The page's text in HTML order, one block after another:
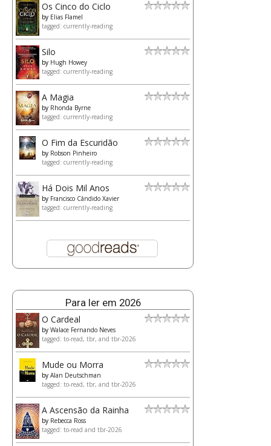
Os Cinco do Ciclo
by Elias Flamel
tagged: currently-reading
Silo
by Hugh Howey
tagged: currently-reading
A Magia
by Rhonda Byrne
tagged: currently-reading
O Fim da Escuridão
by Robson Pinheiro
tagged: currently-reading
Há Dois Mil Anos
by Francisco Cândido Xavier
tagged: currently-reading
Para ler em 2026
O Cardeal
by Walace Fernando Neves
tagged: to-read, tbr, and tbr-2026
Mude ou Morra
by Alan Deutschman
tagged: to-read, tbr, and tbr-2026
A Ascensão da Rainha
by Rebecca Ross
tagged: to-read and tbr-2026